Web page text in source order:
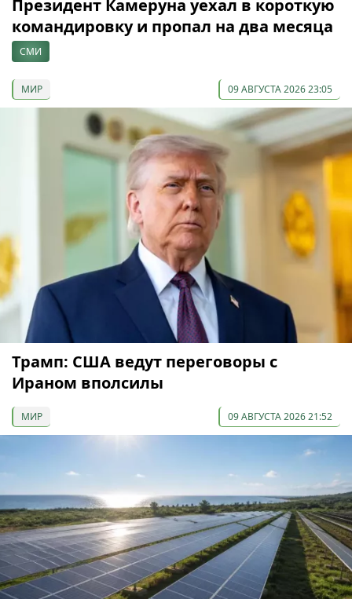
Президент Камеруна уехал в короткую
командировку и пропал на два месяца
СМИ
МИР 09 АВГУСТА 2026 23:05
Трамп: США ведут переговоры с
Ираном вполсилы
МИР 09 АВГУСТА 2026 21:52